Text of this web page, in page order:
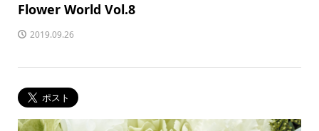
Flower World Vol.8
2019.09.26